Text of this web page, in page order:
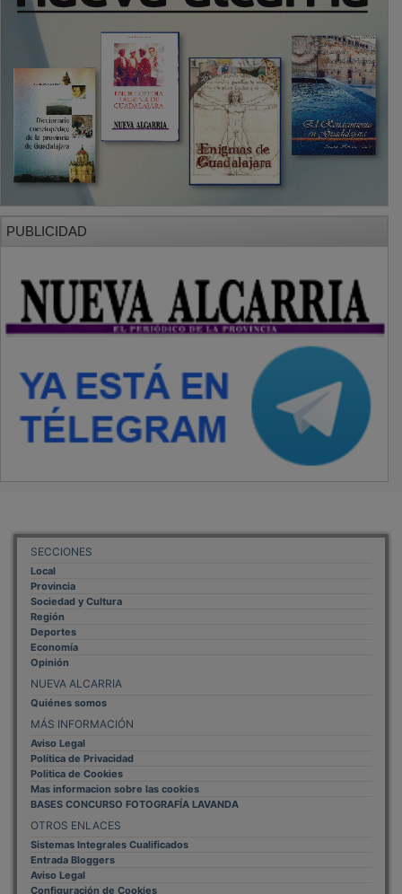
SECCIONES
Local
Provincia
Sociedad y Cultura
Región
Deportes
Economía
Opinión
NUEVA ALCARRIA
Quiénes somos
MÁS INFORMACIÓN
Aviso Legal
Política de Privacidad
Politica de Cookies
Mas informacion sobre las cookies
BASES CONCURSO FOTOGRAFÍA LAVANDA
OTROS ENLACES
Sistemas Integrales Cualificados
Entrada Bloggers
Aviso Legal
Configuración de Cookies